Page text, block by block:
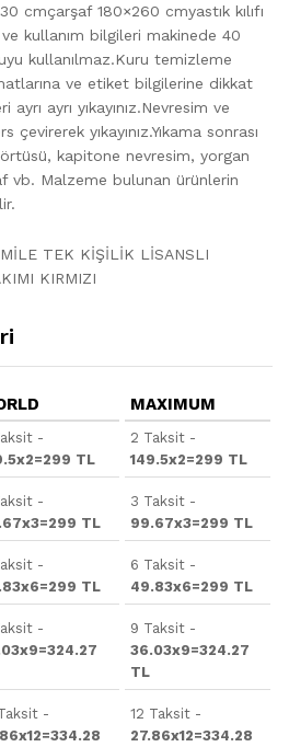
cmçarşaf 180×260 cmyastık kılıfı
kullanım bilgileri makinede 40
kullanılmaz.Kuru temizleme
ve etiket bilgilerine dikkat
ayrı yıkayınız.Nevresim ve
çevirerek yıkayınız.Yıkama sonrası
kapitone nevresim, yorgan
vb. Malzeme bulunan ürünlerin
TEK KİŞİLİK LİSANSLI
KIRMIZI
-
TL
-
TL
-
TL
-
-
MAXIMUM
2 Taksit -
149.5x2=299 TL
3 Taksit -
99.67x3=299 TL
6 Taksit -
49.83x6=299 TL
9 Taksit -
36.03x9=324.27
TL
12 Taksit -
27.86x12=334.28